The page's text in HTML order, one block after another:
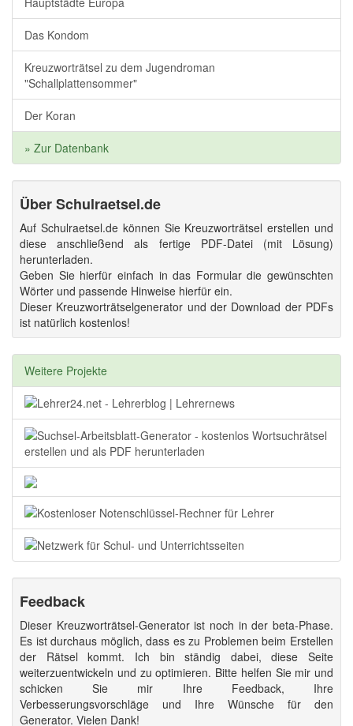
Das Kondom
Kreuzworträtsel zu dem Jugendroman
"Schallplattensommer"
Der Koran
» Zur Datenbank
Über Schulraetsel.de
Auf Schulraetsel.de können Sie Kreuzworträtsel erstellen und
diese anschließend als fertige PDF-Datei (mit Lösung)
herunterladen.
Geben Sie hierfür einfach in das Formular die gewünschten
Wörter und passende Hinweise hierfür ein.
Dieser Kreuzworträtselgenerator und der Download der PDFs
ist natürlich kostenlos!
Weitere Projekte
Feedback
Dieser Kreuzworträtsel-Generator ist noch in der beta-Phase.
Es ist durchaus möglich, dass es zu Problemen beim Erstellen
der Rätsel kommt. Ich bin ständig dabei, diese Seite
weiterzuentwickeln und zu optimieren. Bitte helfen Sie mir und
schicken Sie mir Ihre Feedback, Ihre
Verbesserungsvorschläge und Ihre Wünsche für den
Generator. Vielen Dank!